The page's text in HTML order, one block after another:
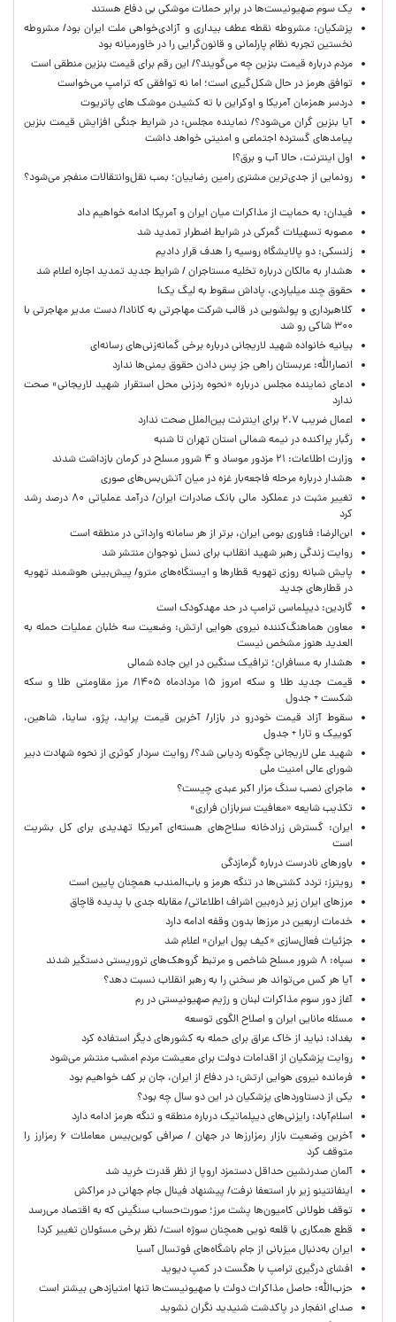
یک‌ سوم صهیونیست‌ها در برابر حملات موشکی بی دفاع هستند
پزشکیان: مشروطه نقطه عطف بیداری و آزادی‌خواهی ملت ایران بود/ مشروطه
نخستین تجربه نظام پارلمانی و قانون‌گرایی را در خاورمیانه بود
مردم درباره قیمت بنزین چه می‌گویند؟/ این رقم برای قیمت بنزین منطقی است
توافق هرمز در حال شکل‌گیری است؛ اما نه توافقی که ترامپ می‌خواست
دردسر همزمان آمریکا و اوکراین با ته کشیدن موشک های پاتریوت
آیا بنزین گران می‌شود؟/ نماینده مجلس: در شرایط جنگی افزایش قیمت بنزین
پیامدهای گسترده اجتماعی و امنیتی خواهد داشت
اول اینترنت، حالا آب و برق؟!
رونمایی از جدی‌ترین مشتری رامین رضاییان؛ بمب نقل‌وانتقالات منفجر می‌شود؟
فیدان: به حمایت از مذاکرات میان ایران و آمریکا ادامه خواهیم داد
مصوبه تسهیلات گمرکی در شرایط اضطرار تمدید شد
زلنسکی: دو پالایشگاه روسیه را هدف قرار دادیم
هشدار به مالکان درباره تخلیه مستاجران / شرایط جدید تمدید اجاره اعلام شد
حقوق چند میلیاردی، پاداش سقوط به لیگ یک!
کلاهبرداری و پولشویی در قالب شرکت مهاجرتی به کانادا/ دست مدیر مهاجرتی با
۳۰۰ شاکی رو شد
بیانیه خانواده شهید لاریجانی درباره برخی گمانه‌زنی‌های رسانه‌ای
انصارالله: عربستان راهی جز پس دادن حقوق یمنی‌ها ندارد
ادعای نماینده مجلس درباره «نحوه ردزنی محل استقرار شهید لاریجانی» صحت
ندارد
اعمال ضریب ۲.۷ برای اینترنت بین‌الملل صحت ندارد
رگبار پراکنده در نیمه شمالی استان تهران تا شنبه
وزارت اطلاعات: ۲۱ مزدور موساد و ۴ شرور مسلح در کرمان بازداشت شدند
هشدار درباره مرحله فاجعه‌بار غزه در میان آتش‌بس‌های صوری
تغییر مثبت در عملکرد مالی بانک صادرات ایران/ درآمد عملیاتی ۸۰ درصد رشد
کرد
ابن‌الرضا: فناوری بومی ایران، برتر از هر سامانه وارداتی در منطقه است
روایت زندگی رهبر شهید انقلاب برای نسل نوجوان منتشر شد
پایش شبانه روزی تهویه قطارها و ایستگاه‌های مترو/ پیش‌بینی هوشمند تهویه
در قطارهای جدید
گاردین: دیپلماسی ترامپ در حد مهدکودک است
معاون هماهنگ‌کننده نیروی هوایی ارتش: وضعیت سه خلبان عملیات حمله به
العدید هنوز مشخص نیست
هشدار به مسافران؛ ترافیک سنگین در این جاده شمالی
قیمت جدید طلا و سکه امروز ۱۵ مردادماه ۱۴۰۵/ مرز مقاومتی طلا و سکه
شکست + جدول
سقوط آزاد قیمت خودرو در بازار/ آخرین قیمت پراید، پژو، ساینا، شاهین،
کوییک و تارا + جدول
شهید علی لاریجانی چگونه ردیابی شد؟/ روایت سردار کوثری از نحوه شهادت دبیر
شورای عالی امنیت ملی
ماجرای نصب سنگ مزار اکبر عبدی چیست؟
تکذیب شایعه «معافیت سربازان فراری»
ایران: گسترش زرادخانه سلاح‌های هسته‌ای آمریکا تهدیدی برای کل بشریت
است
باورهای نادرست درباره گرمازدگی
رویترز: تردد کشتی‌ها در تنگه هرمز و باب‌المندب همچنان پایین است
مرزهای ایران زیر ذره‌بین اشراف اطلاعاتی/ مقابله جدی با پدیده قاچاق
خدمات اربعین در مرزها بدون وقفه ادامه دارد
جزئیات فعال‌سازی «کیف پول ایران» اعلام شد
سپاه: ۸ شرور مسلح شاخص و مرتبط گروهک‌های تروریستی دستگیر شدند
آیا هر کس می‌تواند هر سخنی را به رهبر انقلاب نسبت دهد؟
آغاز دور سوم مذاکرات لبنان و رژیم صهیونیستی در رم
مسئله مانایی ایران و اصلاح الگوی توسعه
بغداد: نباید از خاک عراق برای حمله به کشورهای دیگر استفاده کرد
روایت پزشکیان از اقدامات دولت برای معیشت مردم امشب منتشر می‌شود
فرمانده نیروی هوایی ارتش: در دفاع از ایران، جان بر کف خواهیم بود
یکی از دستاوردهای پزشکیان در این دو سال چه بود؟
اسلام‌آباد: رایزنی‌های دیپلماتیک درباره منطقه و تنگه هرمز ادامه دارد
آخرین وضعیت بازار رمزارزها در جهان / صرافی کوین‌بیس معاملات ۶ رمزارز را
متوقف کرد
آلمان صدرنشین حداقل دستمزد اروپا از نظر قدرت خرید شد
اینفانتینو زیر بار استعفا نرفت/ پیشنهاد فینال جام جهانی در مراکش
توقف طولانی کامیون‌ها پشت مرز؛ صورت‌حساب سنگینی که به اقتصاد می‌رسد
قطع همکاری با قلعه نویی همچنان سوژه است/ نظر برخی مسئولان تغییر کرد!
ایران به‌دنبال میزبانی از جام باشگاه‌های فوتسال آسیا
افشای درگیری ترامپ با هگست در کمپ دیوید
حزب‌الله: حاصل مذاکرات دولت با صهیونیست‌ها تنها امتیازدهی‌ بیشتر است
صدای انفجار در پاکدشت شنیدید نگران نشوید